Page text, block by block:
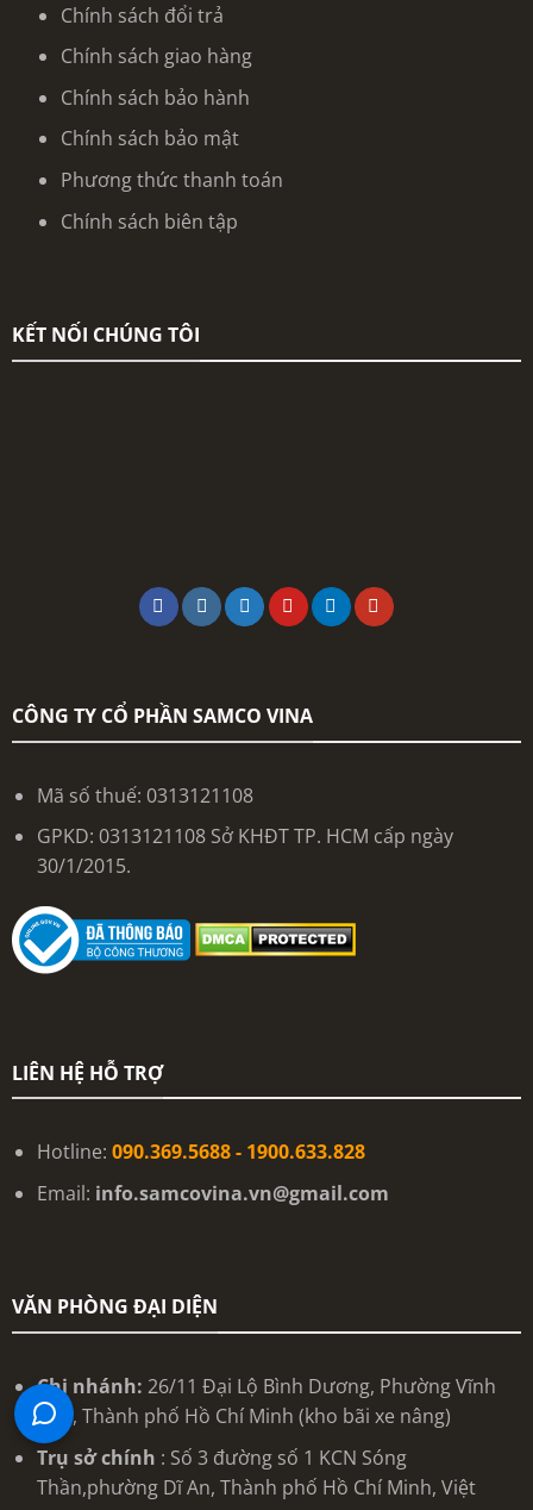
Chính sách đổi trả
Chính sách giao hàng
Chính sách bảo hành
Chính sách bảo mật
Phương thức thanh toán
Chính sách biên tập
KẾT NỐI CHÚNG TÔI
CÔNG TY CỔ PHẦN SAMCO VINA
Mã số thuế: 0313121108
GPKD: 0313121108 Sở KHĐT TP. HCM cấp ngày
30/1/2015.
LIÊN HỆ HỖ TRỢ
Hotline: 090.369.5688 - 1900.633.828
Email: info.samcovina.vn@gmail.com
VĂN PHÒNG ĐẠI DIỆN
Chi nhánh: 26/11 Đại Lộ Bình Dương, Phường Vĩnh
Phú, Thành phố Hồ Chí Minh (kho bãi xe nâng)
Trụ sở chính : Số 3 đường số 1 KCN Sóng
Thần,phường Dĩ An, Thành phố Hồ Chí Minh, Việt